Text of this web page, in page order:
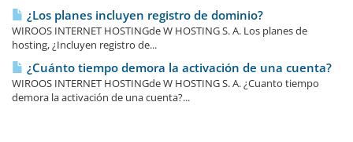
¿Los planes incluyen registro de dominio?
WIROOS INTERNET HOSTINGde W HOSTING S. A. Los planes de
hosting, ¿Incluyen registro de...
¿Cuánto tiempo demora la activación de una cuenta?
WIROOS INTERNET HOSTINGde W HOSTING S. A. ¿Cuanto tiempo
demora la activación de una cuenta?...